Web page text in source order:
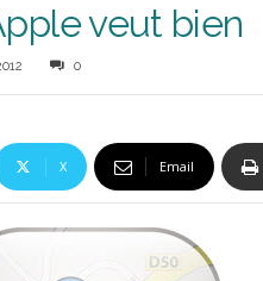
veut bien
0
X Email